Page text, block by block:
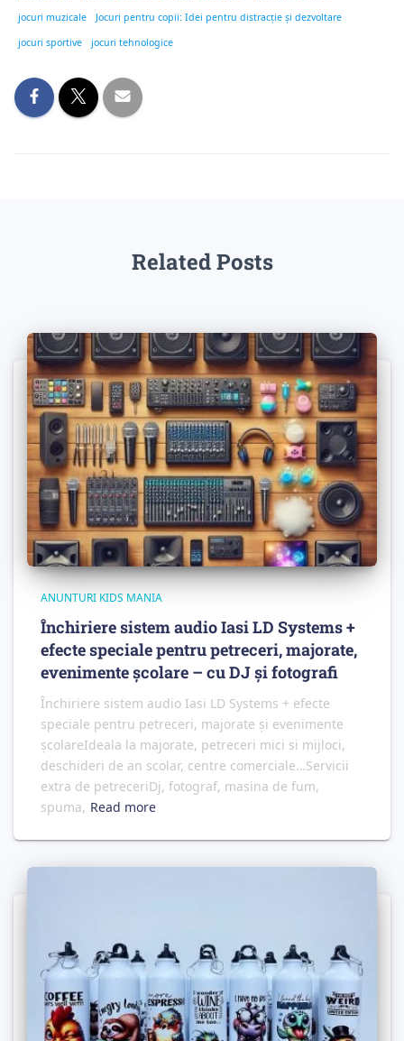
jocuri muzicale
Jocuri pentru copii: Idei pentru distracție și dezvoltare
jocuri sportive
jocuri tehnologice
Related Posts
ANUNTURI KIDS MANIA
Închiriere sistem audio Iasi LD Systems +
efecte speciale pentru petreceri, majorate,
evenimente școlare – cu DJ și fotografi
Închiriere sistem audio Iasi LD Systems + efecte
speciale pentru petreceri, majorate și evenimente
școlareIdeala la majorate, petreceri mici si mijloci,
deschideri de an scolar, centre comerciale…Servicii
extra de petreceriDj, fotograf, masina de fum,
spuma, Read more